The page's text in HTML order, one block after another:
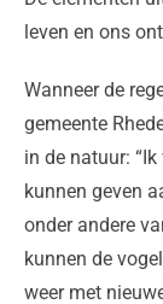
leven en ons
Wanneer de
gemeente
in de natuur:
kunnen geven
onder andere
kunnen de
weer met